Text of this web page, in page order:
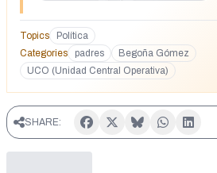
Topics Política
Categories
padres
Begoña Gómez
UCO (Unidad Central Operativa)
SHARE: